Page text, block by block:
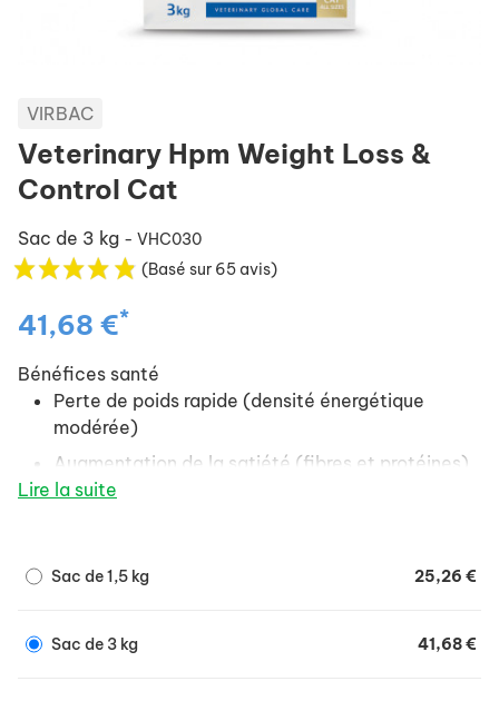
VIRBAC
Veterinary Hpm Weight Loss &
Control Cat
Sac de 3 kg - VHC030
(Basé sur 65 avis)
41,68 €*
Bénéfices santé
Perte de poids rapide (densité énergétique
modérée)
Augmentation de la satiété (fibres et protéines)
Réduction de l'impact des repas sur la glycémie
Lire la suite
Sac de 1,5 kg 25,26 €
Sac de 3 kg 41,68 €